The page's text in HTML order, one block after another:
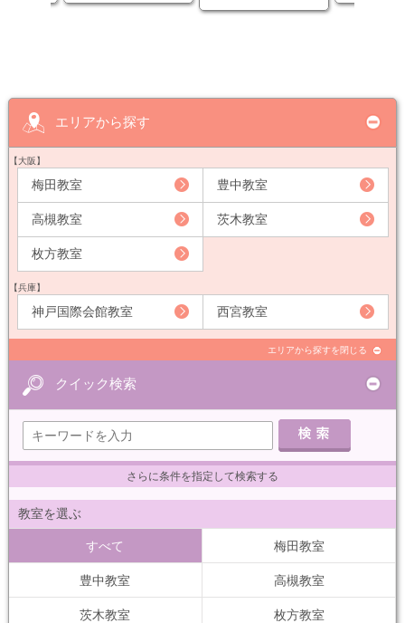
エリアから探す
【大阪】
梅田教室 豊中教室
高槻教室 茨木教室
枚方教室
【兵庫】
神戸国際会館教室 西宮教室
エリアから探すを閉じる
クイック検索
さらに条件を指定して検索する
教室を選ぶ
すべて 梅田教室
豊中教室 高槻教室
茨木教室 枚方教室